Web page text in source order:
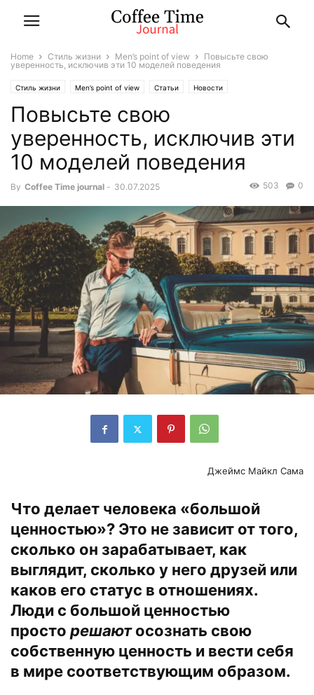
Home Стиль жизни Men’s point of view
Повысьте свою
уверенность, исключив эти 10 моделей поведения
Стиль жизни Men’s point of view Статьи Новости
Повысьте свою
уверенность, исключив эти
10 моделей поведения
By Coffee Time journal - 30.07.2025 0
503
Джеймс Майкл Сама
Что делает человека «большой
ценностью»? Это не зависит от того,
сколько он зарабатывает, как
выглядит, сколько у него друзей или
каков его статус в отношениях.
Люди с большой ценностью
просто решаютосознать свою
собственную ценность и вести себя
в мире соответствующим образом.